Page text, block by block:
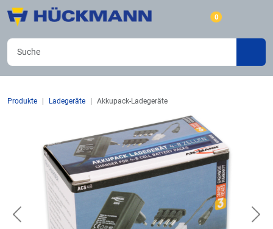
0
Produkte Ladegeräte Akkupack-Ladegeräte
Previous